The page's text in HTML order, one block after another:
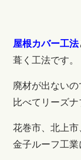
屋根カバー工法
葺く工法です。
廃材が出ない
比べてリーズ
花巻市、北上
金子ルーフ工業